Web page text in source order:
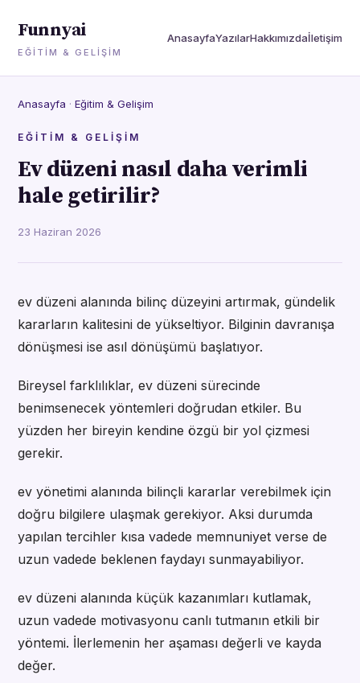
Funnyai
EĞITIM & GELIŞIM
AnasayfaYazılarHakkımızdaİletişim
Anasayfa · Eğitim & Gelişim
EĞITIM & GELIŞIM
Ev düzeni nasıl daha verimli
hale getirilir?
23 Haziran 2026
ev düzeni alanında bilinç düzeyini artırmak, gündelik
kararların kalitesini de yükseltiyor. Bilginin davranışa
dönüşmesi ise asıl dönüşümü başlatıyor.
Bireysel farklılıklar, ev düzeni sürecinde
benimsenecek yöntemleri doğrudan etkiler. Bu
yüzden her bireyin kendine özgü bir yol çizmesi
gerekir.
ev yönetimi alanında bilinçli kararlar verebilmek için
doğru bilgilere ulaşmak gerekiyor. Aksi durumda
yapılan tercihler kısa vadede memnuniyet verse de
uzun vadede beklenen faydayı sunmayabiliyor.
ev düzeni alanında küçük kazanımları kutlamak,
uzun vadede motivasyonu canlı tutmanın etkili bir
yöntemi. İlerlemenin her aşaması değerli ve kayda
değer.